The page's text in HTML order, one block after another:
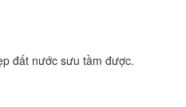
đất nước sưu tầm được.